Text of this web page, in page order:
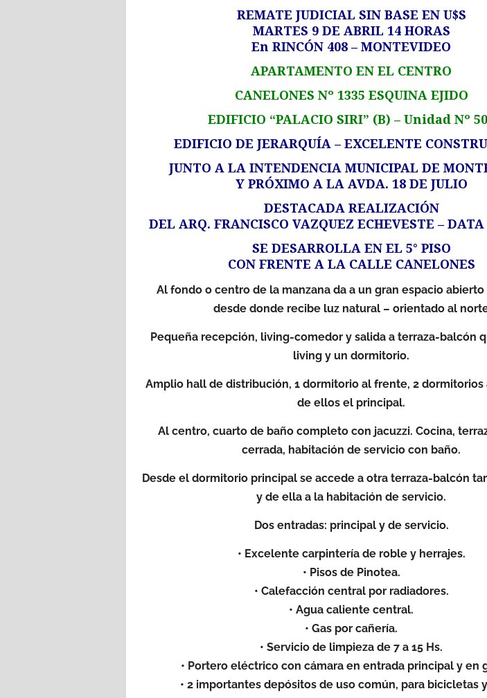
REMATE JUDICIAL SIN BASE EN U$S
MARTES 9 DE ABRIL 14 HORAS
En RINCÓN 408 – MONTEVIDEO
APARTAMENTO EN EL CENTRO
CANELONES Nº 1335 ESQUINA EJIDO
EDIFICIO “PALACIO SIRI” (B) – Unidad Nº
EDIFICIO DE JERARQUÍA – EXCELENTE
JUNTO A LA INTENDENCIA MUNICIPAL DE
Y PRÓXIMO A LA AVDA. 18 DE JULIO
DESTACADA REALIZACIÓN
DEL ARQ. FRANCISCO VAZQUEZ ECHEVESTE – DATA
SE DESARROLLA EN EL 5° PISO
CON FRENTE A LA CALLE CANELONES
Al fondo o centro de la manzana da a un gran espacio
desde donde recibe luz natural – orientado al
Pequeña recepción, living-comedor y salida a terraza-balcón
living y un dormitorio.
Amplio hall de distribución, 1 dormitorio al frente, 2 dormitorios
de ellos el principal.
Al centro, cuarto de baño completo con jacuzzi. Cocina,
cerrada, habitación de servicio con baño.
Desde el dormitorio principal se accede a otra terraza-balcón
y de ella a la habitación de servicio.
Dos entradas: principal y de servicio.
• Excelente carpintería de roble y herrajes.
• Pisos de Pinotea.
• Calefacción central por radiadores.
• Agua caliente central.
• Gas por cañería.
• Servicio de limpieza de 7 a 15 Hs.
• Portero eléctrico con cámara en entrada principal y en
• 2 importantes depósitos de uso común, para bicicletas